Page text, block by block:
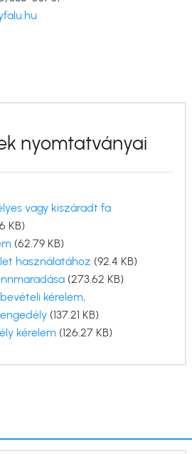
nyomtatványai
vagy kiszáradt fa
KB)
(62.79 KB)
használatához (92.4 KB)
(273.62 KB)
kérelem,
(137.21 KB)
kérelem (126.27 KB)